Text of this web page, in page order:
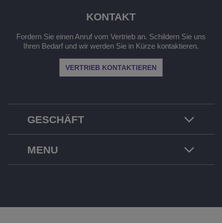
GESCHÄFT
KONTAKT
Fordern Sie einen Anruf vom Vertrieb an. Schildern Sie uns
Ihren Bedarf und wir werden Sie in Kürze kontaktieren.
VERTRIEB KONTAKTIEREN
MENU